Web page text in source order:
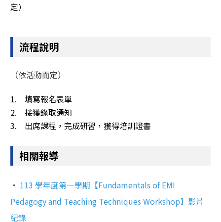
定）
流程說明
（依活動而定）
1. 填寫報名表單
2. 接獲錄取通知
3. 出席課程，完成研習，獲得培訓證書
相關報導
· 113 學年度第一學期【Fundamentals of EMI
Pedagogy and Teaching Techniques Workshop】影片
紀錄